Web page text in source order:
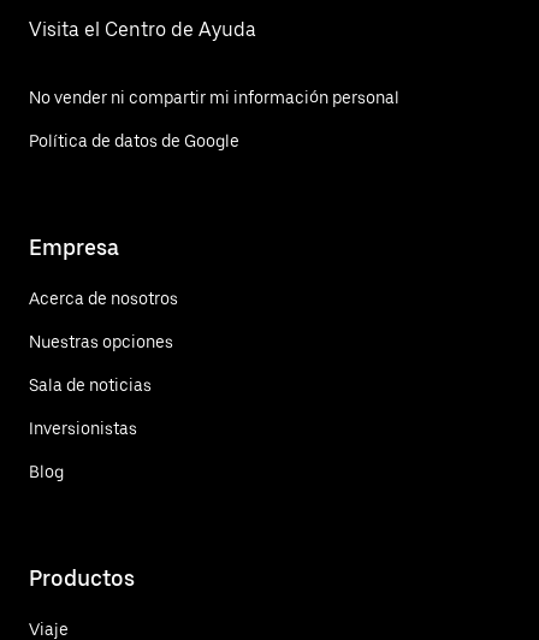
Visita el Centro de Ayuda
No vender ni compartir mi información personal
Política de datos de Google
Empresa
Acerca de nosotros
Nuestras opciones
Sala de noticias
Inversionistas
Blog
Productos
Viaje